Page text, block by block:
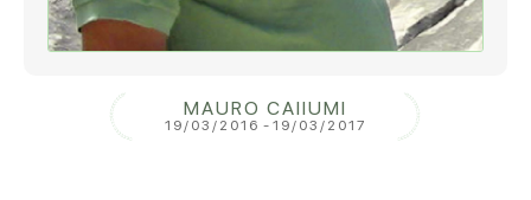
MAURO CAIIUMI
19/03/2016 - 19/03/2017